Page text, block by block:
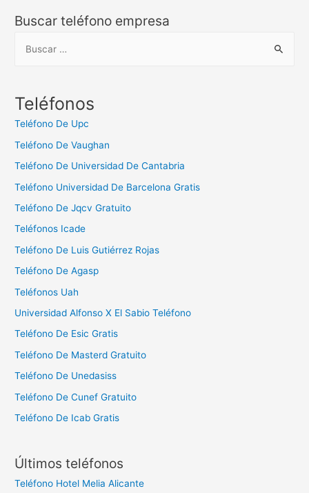
Buscar teléfono empresa
c
:
Teléfonos
Teléfono De Upc
Teléfono De Vaughan
Teléfono De Universidad De Cantabria
Teléfono Universidad De Barcelona Gratis
Teléfono De Jqcv Gratuito
Teléfonos Icade
Teléfono De Luis Gutiérrez Rojas
Teléfono De Agasp
Teléfonos Uah
Universidad Alfonso X El Sabio Teléfono
Teléfono De Esic Gratis
Teléfono De Masterd Gratuito
Teléfono De Unedasiss
Teléfono De Cunef Gratuito
Teléfono De Icab Gratis
Últimos teléfonos
Teléfono Hotel Melia Alicante